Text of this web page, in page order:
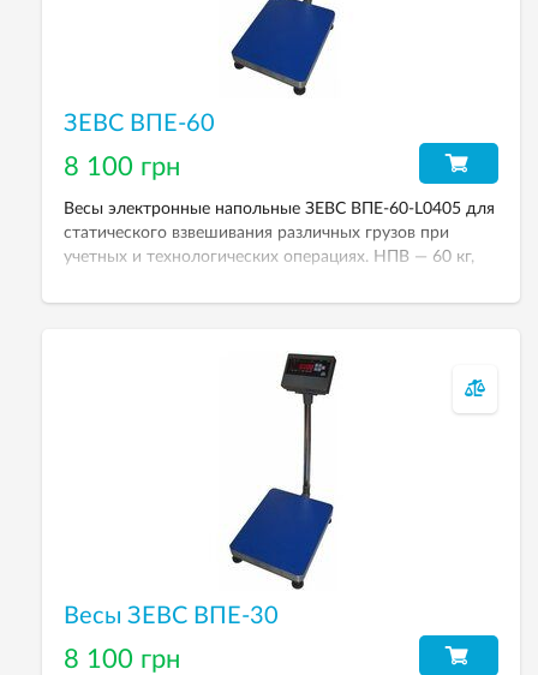
ЗЕВС ВПЕ-60
8 100 грн
Весы электронные напольные ЗЕВС ВПЕ-60-L0405 для
статического взвешивания различных грузов при
учетных и технологических операциях. НПВ — 60 кг,
Размер платформы — 400хк500 мм.
Весы ЗЕВС ВПЕ-30
8 100 грн